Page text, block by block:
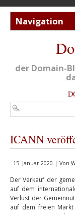
der Domain-
ICANN
15. Januar 2020 | Von
Der Verkauf der
auf dem
Verlust der
auf dem freien